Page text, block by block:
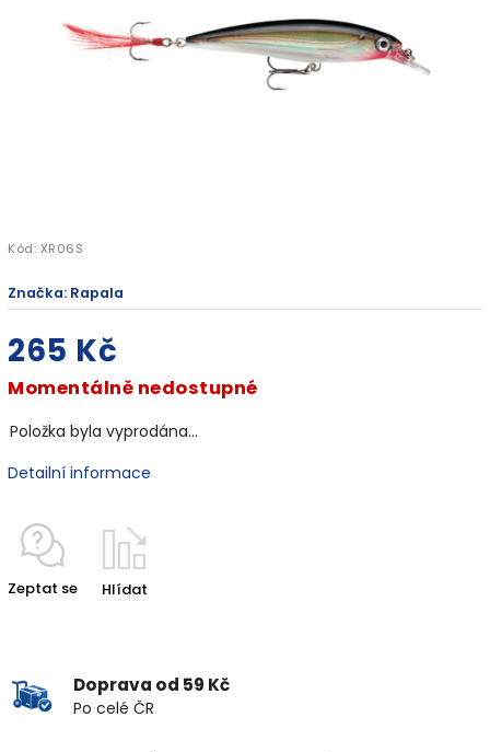
Kód: XR06S
Značka: Rapala
265 Kč
Momentálně nedostupné
Položka byla vyprodána…
Detailní informace
Zeptat se Hlídat
Doprava od 59 Kč
Po celé ČR